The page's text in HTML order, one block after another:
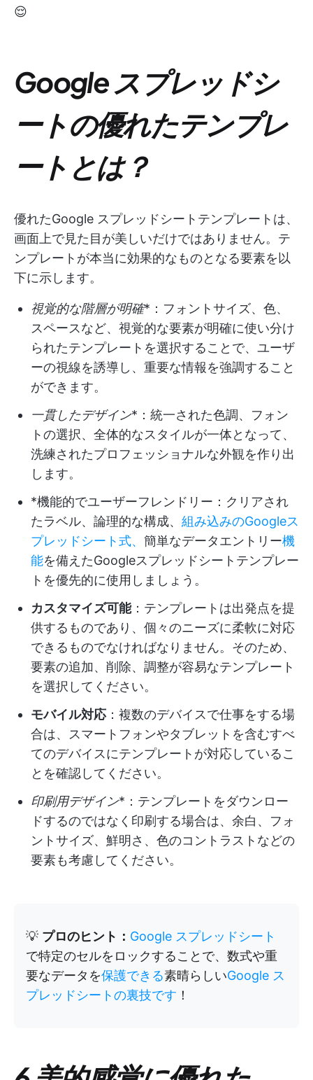
😌
Google スプレッドシ
ートの優れたテンプレ
ートとは？
優れたGoogle スプレッドシートテンプレートは、
画面上で見た目が美しいだけではありません。テ
ンプレートが本当に効果的なものとなる要素を以
下に示します。
視覚的な階層が明確*：フォントサイズ、色、
スペースなど、視覚的な要素が明確に使い分け
られたテンプレートを選択することで、ユーザ
ーの視線を誘導し、重要な情報を強調すること
ができます。
一貫したデザイン*：統一された色調、フォン
トの選択、全体的なスタイルが一体となって、
洗練されたプロフェッショナルな外観を作り出
します。
*機能的でユーザーフレンドリー：クリアされ
たラベル、論理的な構成、 組み込みのGoogleス
プレッドシート式、 簡単なデータエントリー機
能を備えたGoogleスプレッドシートテンプレー
トを優先的に使用しましょう。
カスタマイズ可能：テンプレートは出発点を提
供するものであり、個々のニーズに柔軟に対応
できるものでなければなりません。そのため、
要素の追加、削除、調整が容易なテンプレート
を選択してください。
モバイル対応：複数のデバイスで仕事をする場
合は、スマートフォンやタブレットを含むすべ
てのデバイスにテンプレートが対応しているこ
とを確認してください。
印刷用デザイン*：テンプレートをダウンロー
ドするのではなく印刷する場合は、余白、フォ
ントサイズ、鮮明さ、色のコントラストなどの
要素も考慮してください。
💡 プロのヒント： Google スプレッドシート
で特定のセルをロックすることで、数式や重
要なデータを保護できる素晴らしいGoogle ス
プレッドシートの裏技です ！